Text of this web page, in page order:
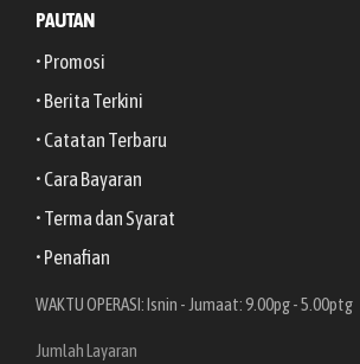
PAUTAN
• Promosi
• Berita Terkini
• Catatan Terbaru
• Cara Bayaran
• Terma dan Syarat
• Penafian
WAKTU OPERASI: Isnin - Jumaat: 9.00pg - 5.00ptg
Jumlah Layaran